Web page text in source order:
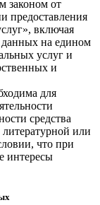
законом от
предоставления
включая
данных на едином
услуг и
и
для
средства
или
что при
интересы